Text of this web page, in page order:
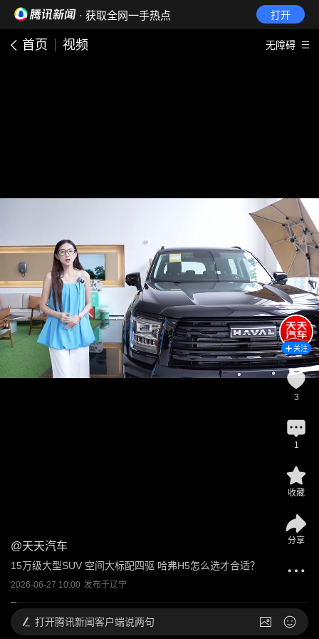
· 获取全网一手热点 打开
首页 视频 无障碍
@天天汽车
15万级大型SUV 空间大标配四驱 哈弗H5怎么选才合适？
2026-06-27 10:00 发布于辽宁
关注
3
1
收藏
分享
打开腾讯新闻客户端说两句